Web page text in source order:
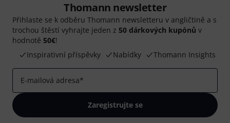
Thomann newsletter
Přihlaste se k odběru Thomann newsletteru v angličtině a s
trochou štěstí vyhrajte jeden z 50 dárkových kupónů v
hodnotě 50€!
Inspirativní příspěvky
Nabídky Thomann Insights
E-mailová adresa*
Zaregistrujte se